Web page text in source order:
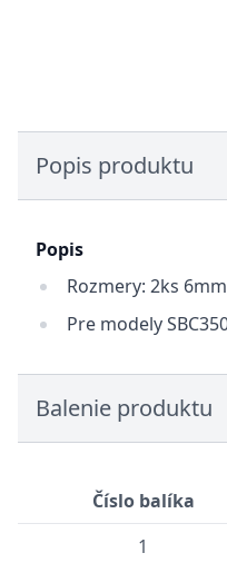
Popis produktu
Popis
Rozmery: 2ks
Pre modely
Balenie produktu
Číslo balíka
1